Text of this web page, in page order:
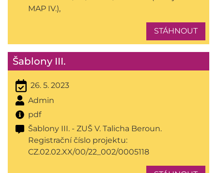
MAP IV.),
STÁHNOUT
Šablony III.
26. 5. 2023
Admin
pdf
Šablony III. - ZUŠ V. Talicha Beroun.
Registrační číslo projektu:
CZ.02.02.XX/00/22_002/0005118